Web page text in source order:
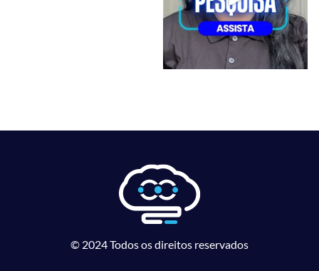
© 2024 Todos os direitos reservados